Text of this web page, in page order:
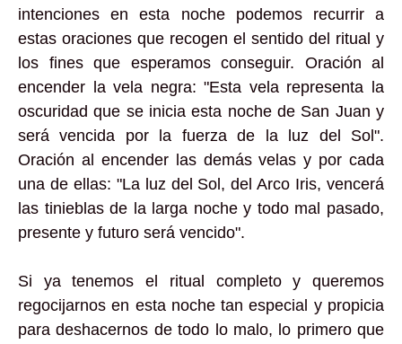
intenciones en esta noche podemos recurrir a
estas oraciones que recogen el sentido del ritual y
los fines que esperamos conseguir. Oración al
encender la vela negra: "Esta vela representa la
oscuridad que se inicia esta noche de San Juan y
será vencida por la fuerza de la luz del Sol".
Oración al encender las demás velas y por cada
una de ellas: "La luz del Sol, del Arco Iris, vencerá
las tinieblas de la larga noche y todo mal pasado,
presente y futuro será vencido".
Si ya tenemos el ritual completo y queremos
regocijarnos en esta noche tan especial y propicia
para deshacernos de todo lo malo, lo primero que